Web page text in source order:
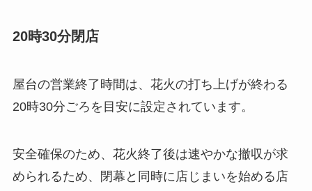
20時30分閉店
屋台の営業終了時間は、花火の打ち上げが終わる
20時30分ごろを目安に設定されています。
安全確保のため、花火終了後は速やかな撤収が求
められるため、閉幕と同時に店じまいを始める店